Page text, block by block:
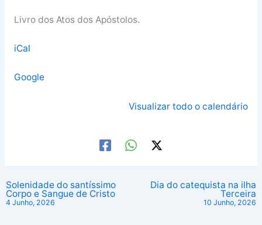
Livro dos Atos dos Apóstolos.
iCal
Google
Visualizar todo o calendário
Solenidade do santíssimo
Corpo e Sangue de Cristo
4 Junho, 2026
Dia do catequista na ilha
Terceira
10 Junho, 2026